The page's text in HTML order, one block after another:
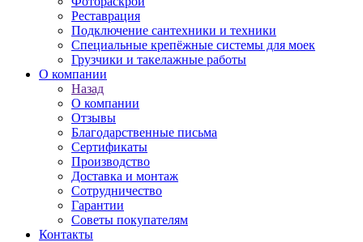
Реставрация
Подключение сантехники и техники
Специальные крепёжные системы для моек
Грузчики и такелажные работы
О компании
Назад
О компании
Отзывы
Благодарственные письма
Сертификаты
Производство
Доставка и монтаж
Сотрудничество
Гарантии
Советы покупателям
Контакты